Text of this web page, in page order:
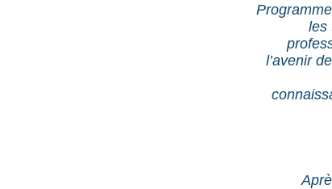
les
l’avenir